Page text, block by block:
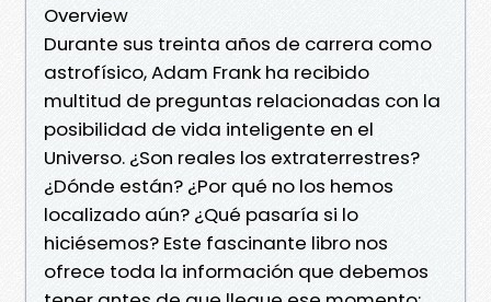
Overview
Durante sus treinta años de carrera como
astrofísico, Adam Frank ha recibido
multitud de preguntas relacionadas con la
posibilidad de vida inteligente en el
Universo. ¿Son reales los extraterrestres?
¿Dónde están? ¿Por qué no los hemos
localizado aún? ¿Qué pasaría si lo
hiciésemos? Este fascinante libro nos
ofrece toda la información que debemos